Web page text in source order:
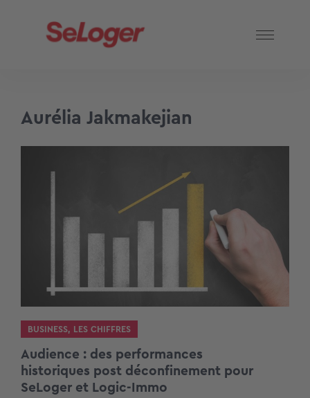
Aurélia Jakmakejian
BUSINESS, LES CHIFFRES
Audience : des performances
historiques post déconfinement pour
SeLoger et Logic-Immo